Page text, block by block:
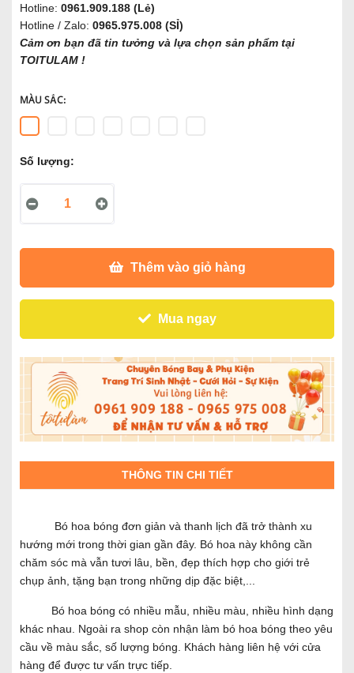
Hotline: 0961.909.188 (Lẻ)
Hotline / Zalo: 0965.975.008 (SỈ)
Cảm ơn bạn đã tin tưởng và lựa chọn sản phẩm tại
TOITULAM !
MÀU SẮC:
Số lượng:
Thêm vào giỏ hàng
Mua ngay
THÔNG TIN CHI TIẾT
Bó hoa bóng đơn giản và thanh lịch đã trở thành xu
hướng mới trong thời gian gần đây. Bó hoa này không cần
chăm sóc mà vẫn tươi lâu, bền, đẹp thích hợp cho giới trẻ
chụp ảnh, tặng bạn trong những dịp đặc biệt,...
Bó hoa bóng có nhiều mẫu, nhiều màu, nhiều hình dạng
khác nhau. Ngoài ra shop còn nhận làm bó hoa bóng theo yêu
cầu về màu sắc, số lượng bóng. Khách hàng liên hệ với cửa
hàng để được tư vấn trực tiếp.